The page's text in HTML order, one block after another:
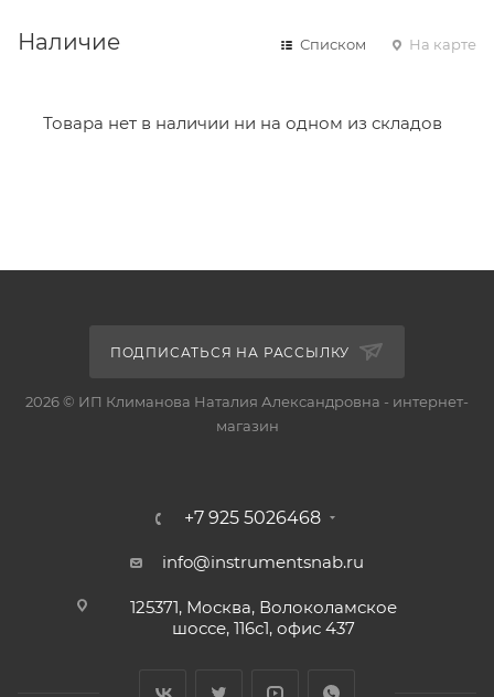
Наличие Списком На карте
Товара нет в наличии ни на одном из складов
ПОДПИСАТЬСЯ НА РАССЫЛКУ
2026 © ИП Климанова Наталия Александровна - интернет-
магазин
+7 925 5026468
info@instrumentsnab.ru
125371, Москва, Волоколамское
шоссе, 116с1, офис 437